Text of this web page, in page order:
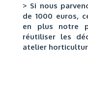
> Si nous
de 1000 euros,
en plus notre
réutiliser les
atelier